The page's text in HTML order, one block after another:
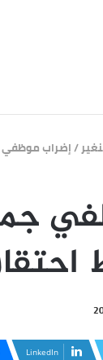
/إضراب موظفي
LinkedIn